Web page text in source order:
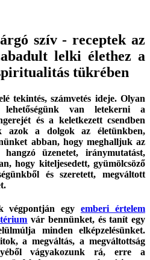
szív - receptek az
lelki élethez a
tükrében
tekintés, számvetés ideje. Olyan
van letekerni a
és a keletkezett csendben
azok a dolgok az életünkben,
abban, hogy meghalljuk az
üzenetet, iránymutatást,
hogy kiteljesedett, gyümölcsöző
és szeretett, megváltott
végpontján egyemberi értelem
vár bennünket, és tanít egy
minden elképzelésünket.
a megváltás, a megváltottság
vágyakozunk rá, erre a